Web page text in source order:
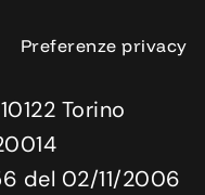
Preferenze privacy
Torino
del 02/11/2006